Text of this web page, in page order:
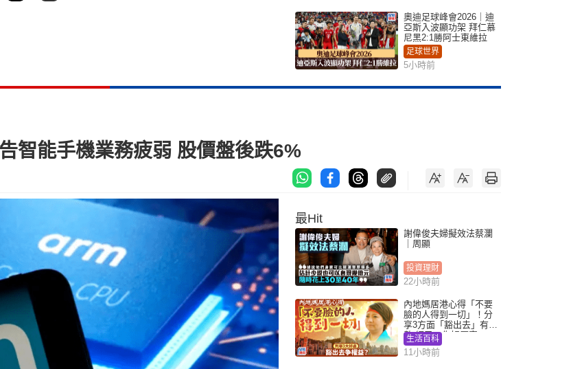
奧迪足球峰會2026｜迪
亞斯入波顯功架 拜仁慕
尼黑2:1勝阿士東維拉
足球世界
5小時前
智能手機業務疲弱 股價盤後跌6%
最Hit
謝偉俊夫婦擬效法蔡瀾
｜周顯
投資理財
22小時前
內地媽居港心得「不要
臉的人得到一切」！分
享3方面「豁出去」有著
數 網民：你好厲害
生活百科
11小時前